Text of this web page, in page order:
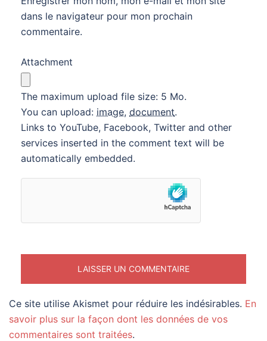
dans le navigateur pour mon prochain
commentaire.
Attachment
The maximum upload file size: 5 Mo.
You can upload: image, document.
Links to YouTube, Facebook, Twitter and other
services inserted in the comment text will be
automatically embedded.
Ce site utilise Akismet pour réduire les indésirables. En
savoir plus sur la façon dont les données de vos
commentaires sont traitées.